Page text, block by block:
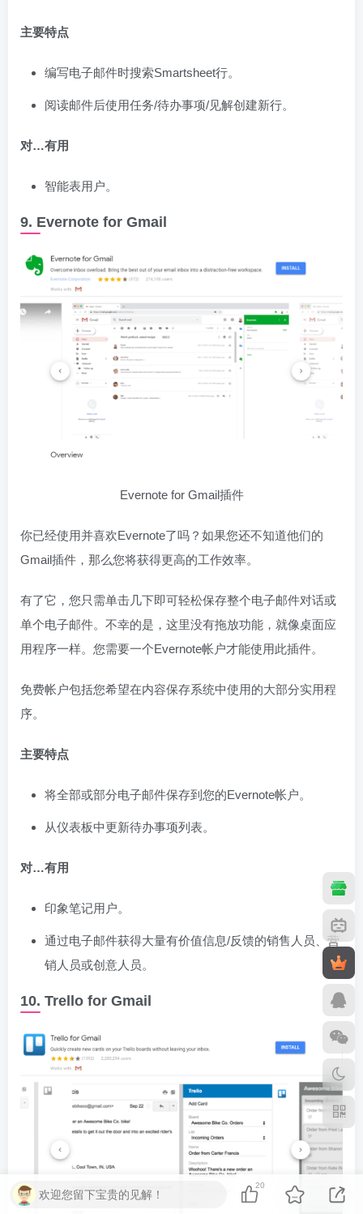
主要特点
编写电子邮件时搜索Smartsheet行。
阅读邮件后使用任务/待办事项/见解创建新行。
对…有用
智能表用户。
9. Evernote for Gmail
Evernote for Gmail插件
你已经使用并喜欢Evernote了吗？如果您还不知道他们的
Gmail插件，那么您将获得更高的工作效率。
有了它，您只需单击几下即可轻松保存整个电子邮件对话或
单个电子邮件。不幸的是，这里没有拖放功能，就像桌面应
用程序一样。您需要一个Evernote帐户才能使用此插件。
免费帐户包括您希望在内容保存系统中使用的大部分实用程
序。
主要特点
将全部或部分电子邮件保存到您的Evernote帐户。
从仪表板中更新待办事项列表。
对…有用
印象笔记用户。
通过电子邮件获得大量有价值信息/反馈的销售人员、营
销人员或创意人员。
10. Trello for Gmail
欢迎您留下宝贵的见解！
20